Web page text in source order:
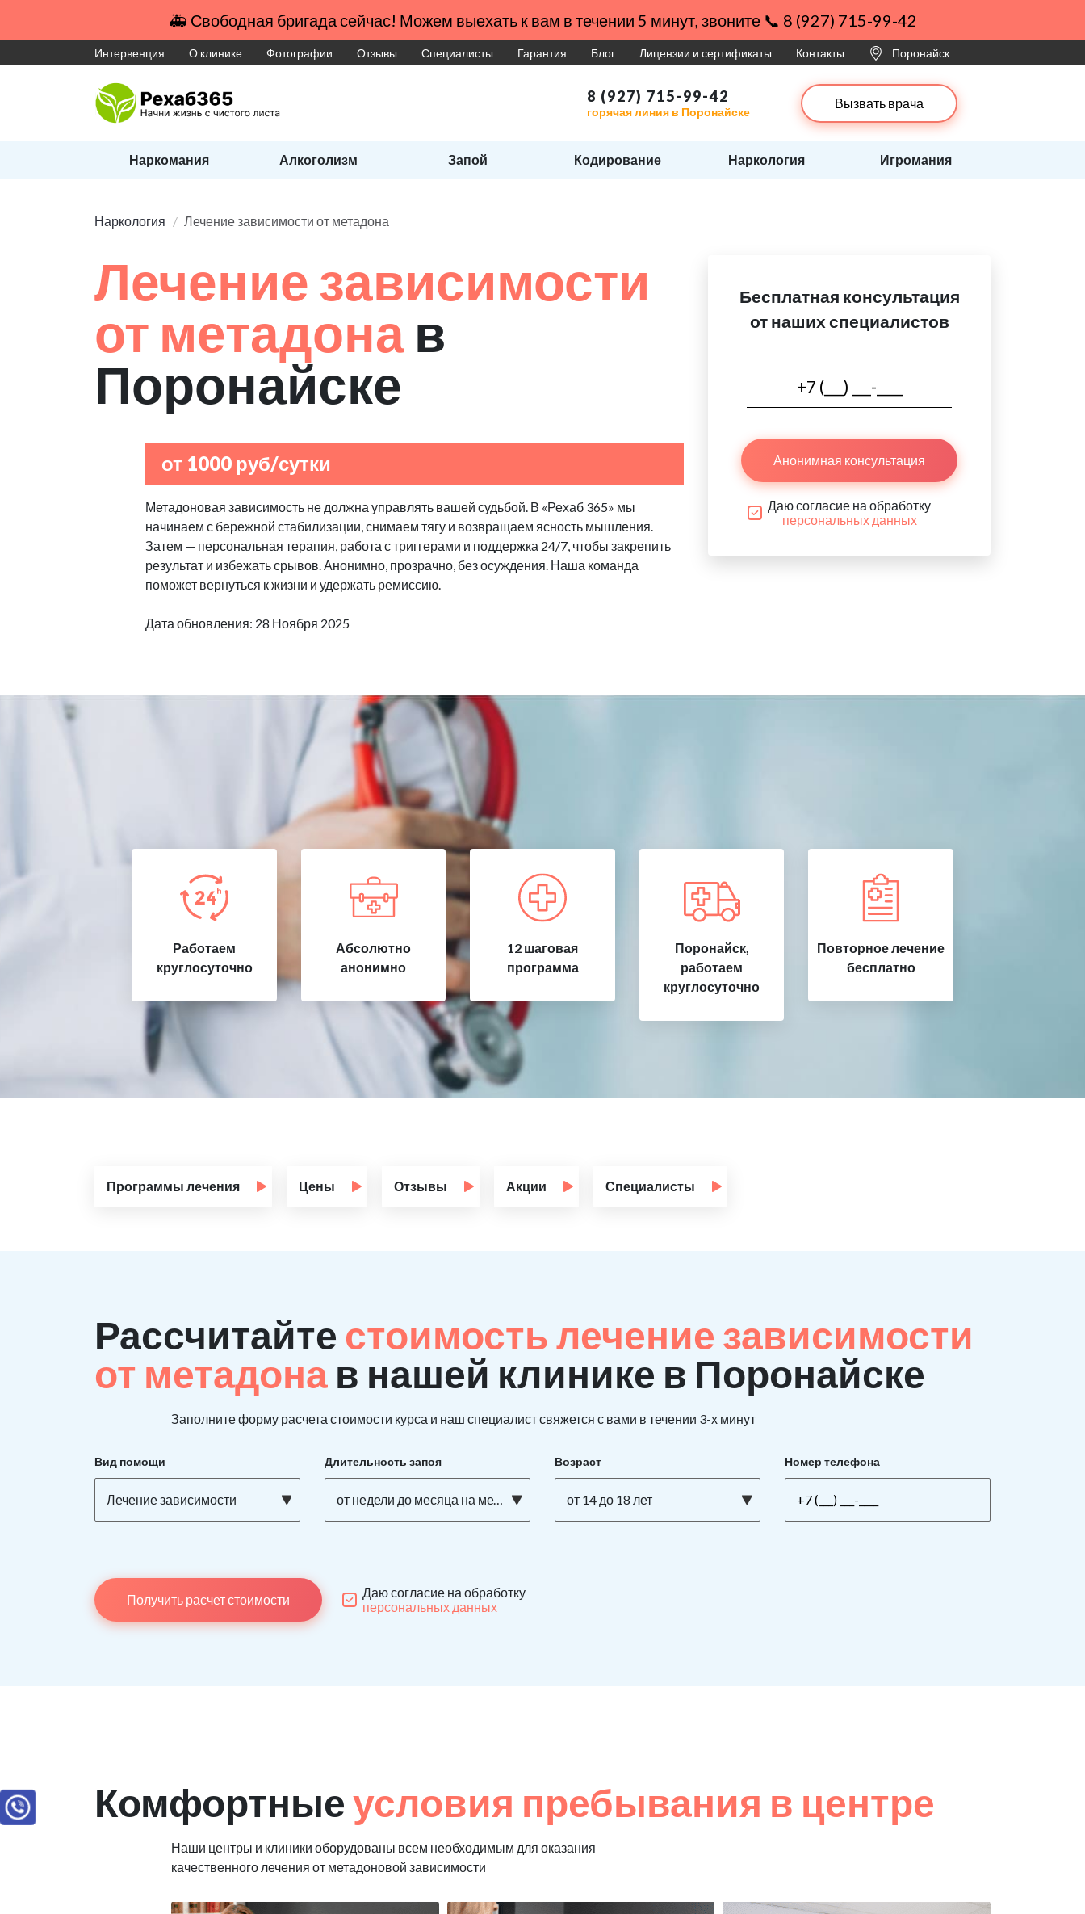
🚑 Свободная бригада сейчас! Можем выехать к вам в течении 5 минут, звоните 📞 8 (927) 715-99-42
Интервенция О клинике Фотографии Отзывы Специалисты Гарантия Блог Лицензии и сертификаты Контакты Поронайск
8 (927) 715-99-42
горячая линия в Поронайске
Вызвать врача
Наркомания Алкоголизм Запой Кодирование Наркология Игромания
Наркология Лечение зависимости от метадона
Лечение зависимости
от метадона в
Поронайске
от 1000 руб/сутки
Метадоновая зависимость не должна управлять вашей судьбой. В «Рехаб 365» мы
начинаем с бережной стабилизации, снимаем тягу и возвращаем ясность мышления.
Затем — персональная терапия, работа с триггерами и поддержка 24/7, чтобы закрепить
результат и избежать срывов. Анонимно, прозрачно, без осуждения. Наша команда
поможет вернуться к жизни и удержать ремиссию.
Дата обновления: 28 Ноября 2025
Бесплатная консультация
от наших специалистов
Анонимная консультация
Даю согласие на обработку
персональных данных
Работаем
круглосуточно
Абсолютно
анонимно
12 шаговая
программа
Поронайск,
работаем
круглосуточно
Повторное лечение
бесплатно
Программы лечения Цены Отзывы Акции Специалисты
Рассчитайте стоимость лечение зависимости
от метадона в нашей клинике в Поронайске
Заполните форму расчета стоимости курса и наш специалист свяжется с вами в течении 3-х минут
Вид помощи
Лечение зависимости
Длительность запоя
от недели до месяца на метадоне
Возраст
от 14 до 18 лет
Номер телефона
Получить расчет стоимости
Даю согласие на обработку
персональных данных
Комфортныеусловия пребывания в центре
Наши центры и клиники оборудованы всем необходимым для оказания
качественного лечения от метадоновой зависимости